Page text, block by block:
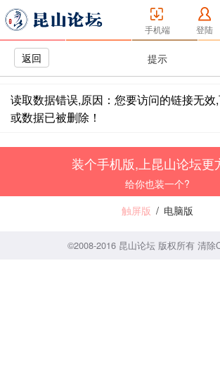
手机端 登陆
返回 提示
读取数据错误,原因：您要访问的链接无效
或数据已被删除！
装个手机版,上昆山论坛更
给你也装一个?
触屏版 / 电脑版
©2008-2016 昆山论坛 版权所有 清除